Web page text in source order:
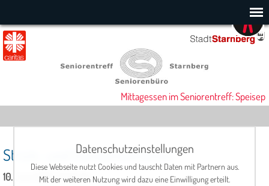
Mittagessen im Seniorentreff:
Strick- und Handarbeitskreis
10. Juni 2026, 13:30 Uhr
Datenschutzeinstellungen
Diese Webseite nutzt Cookies und tauscht Daten mit Partnern aus.
Mit der weiteren Nutzung wird dazu eine Einwilligung erteilt.